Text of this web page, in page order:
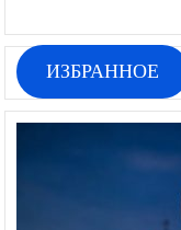
ИЗБРАННОЕ